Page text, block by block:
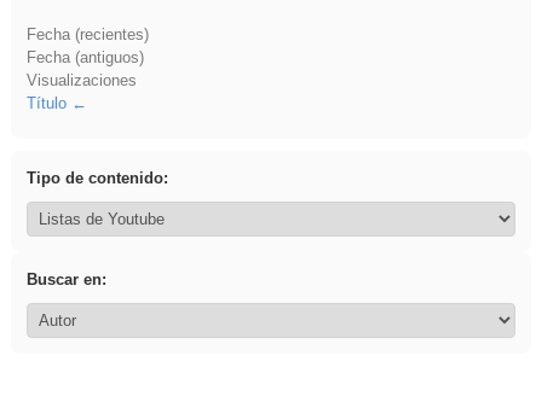
Fecha (recientes)
Fecha (antiguos)
Visualizaciones
Título
Tipo de contenido:
Buscar en: